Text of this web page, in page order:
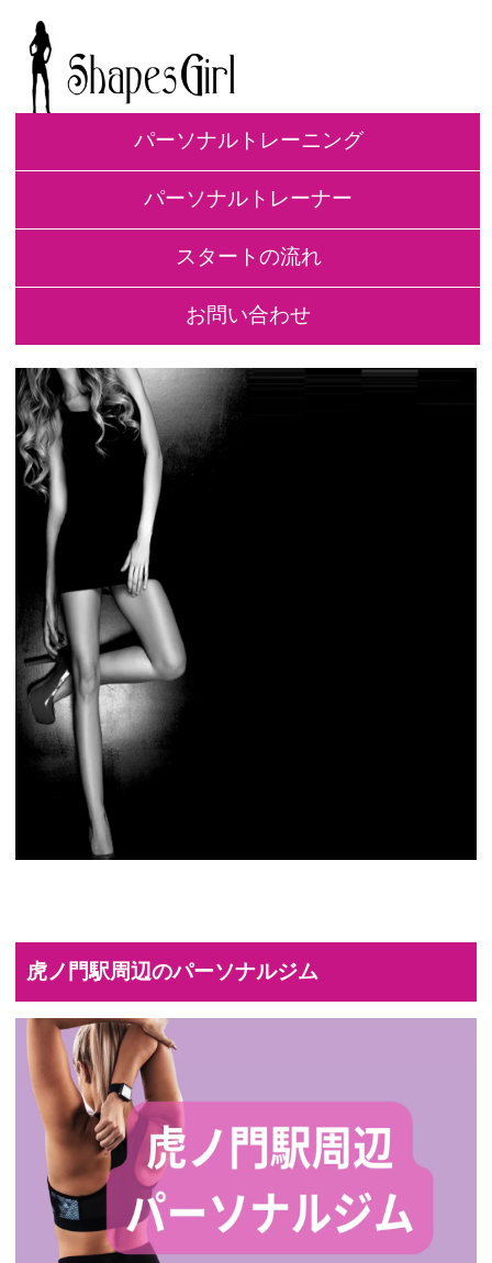
パーソナルトレーニング
パーソナルトレーナー
スタートの流れ
お問い合わせ
虎ノ門駅周辺のパーソナルジム